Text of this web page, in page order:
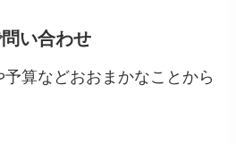
い合わせ
算などおおまかなことから